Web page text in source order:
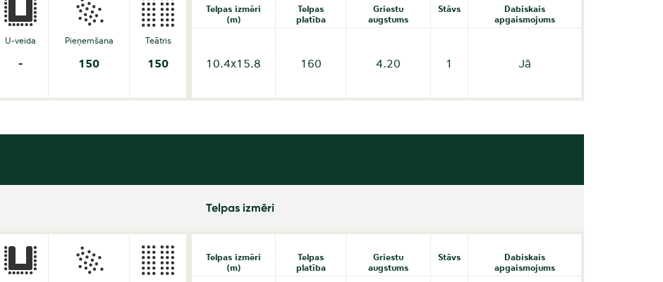
U-veida
-
Pieņemšana
150
Teātris
150
Telpas izmēri
(m)
10.4x15.8
Telpas
platība
160
Griestu
augstums
4.20
Stāvs
1
Dabiskais
apgaismojums
Jā
Telpas izmēri
Telpas izmēri
(m)
Telpas
platība
Griestu
augstums
Stāvs
Dabiskais
apgaismojums